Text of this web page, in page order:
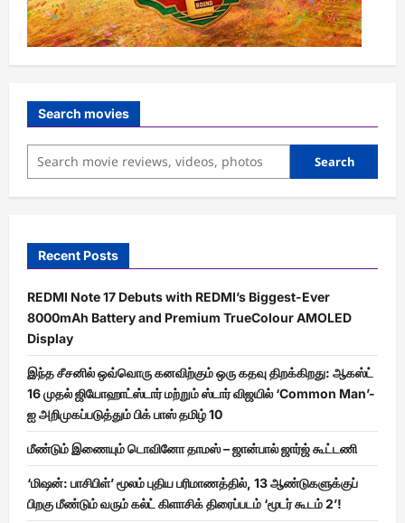
Search movies
Search
Recent Posts
REDMI Note 17 Debuts with REDMI’s Biggest-Ever
8000mAh Battery and Premium TrueColour AMOLED
Display
இந்த சீசனில் ஒவ்வொரு கனவிற்கும் ஒரு கதவு திறக்கிறது: ஆகஸ்ட்
16 முதல் ஜியோஹாட்ஸ்டார் மற்றும் ஸ்டார் விஜயில் ‘Common Man’-
ஐ அறிமுகப்படுத்தும் பிக் பாஸ் தமிழ் 10
மீண்டும் இணையும் டொவினோ தாமஸ் – ஜான்பால் ஜார்ஜ் கூட்டணி
‘மிஷன்: பாசிபிள்’ மூலம் புதிய பரிமாணத்தில், 13 ஆண்டுகளுக்குப்
பிறகு மீண்டும் வரும் கல்ட் கிளாசிக் திரைப்படம் ‘மூடர் கூடம் 2’!